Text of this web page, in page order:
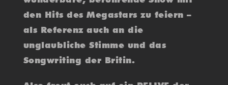
den Hits des Megastars zu feiern –
als Referenz auch an die
unglaubliche Stimme und das
Songwriting der Britin.